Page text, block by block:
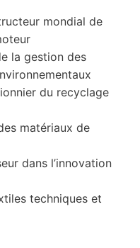
mondial de
la gestion des
du recyclage
matériaux de
dans l’innovation
techniques et